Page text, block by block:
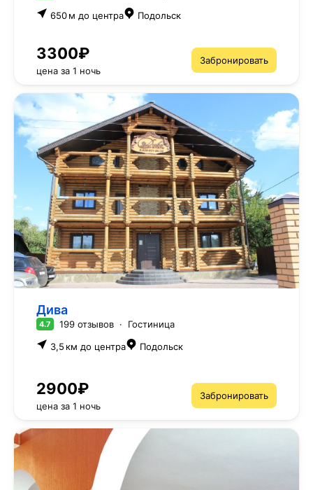
650 м до центра
Подольск
3300₽
цена за 1 ночь
Забронировать
Дива
4.7 199 отзывов · Гостиница
3,5 км до центра
Подольск
2900₽
цена за 1 ночь
Забронировать